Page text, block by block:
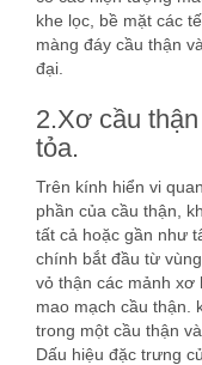
khe lọc, bề mặt các
màng đáy cầu thận
đại.
2.Xơ cầu
tỏa.
Trên kính hiển vi
phần của cầu thận,
tất cả hoặc gần như
chính bắt đầu từ
vỏ thận các mảnh
mao mạch cầu thận.
trong một cầu thận
Dấu hiệu đặc trưng